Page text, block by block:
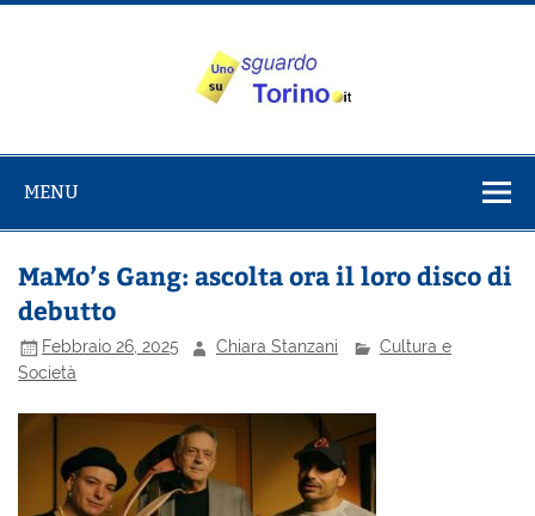
Salta
su Torino
MENU
MaMo’s Gang: ascolta ora il loro disco di
debutto
Febbraio 26, 2025 Chiara Stanzani
Cultura e
Società